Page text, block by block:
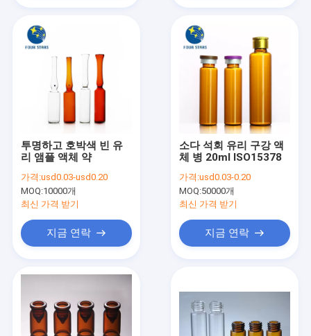
공장 견학
품질 관리
문의하기
투명하고 호박색 빈 유
리 앰플 액체 약
가격:usd0.03-usd0.20
MOQ:10000개
최신 가격 받기
지금 연락
소다 석회 유리 구강 액
체 병 20ml ISO15378
가격:usd0.03-0.20
MOQ:50000개
최신 가격 받기
지금 연락